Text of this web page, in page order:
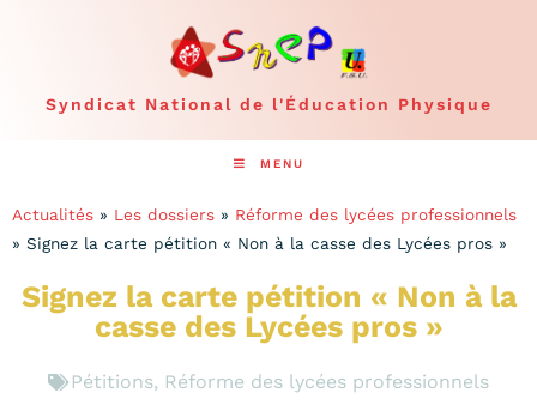
Syndicat National de l'Éducation Physique
MENU
Actualités » Les dossiers » Réforme des lycées professionnels
» Signez la carte pétition « Non à la casse des Lycées pros »
Signez la carte pétition « Non à la
casse des Lycées pros »
Pétitions, Réforme des lycées professionnels